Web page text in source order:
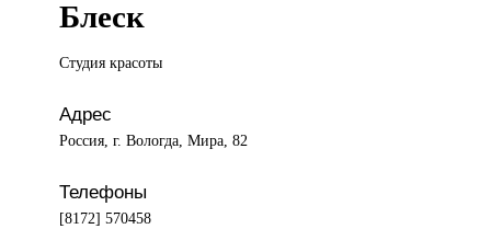
Блеск
Студия красоты
Адрес
Россия, г. Вологда, Мира, 82
Телефоны
[8172] 570458